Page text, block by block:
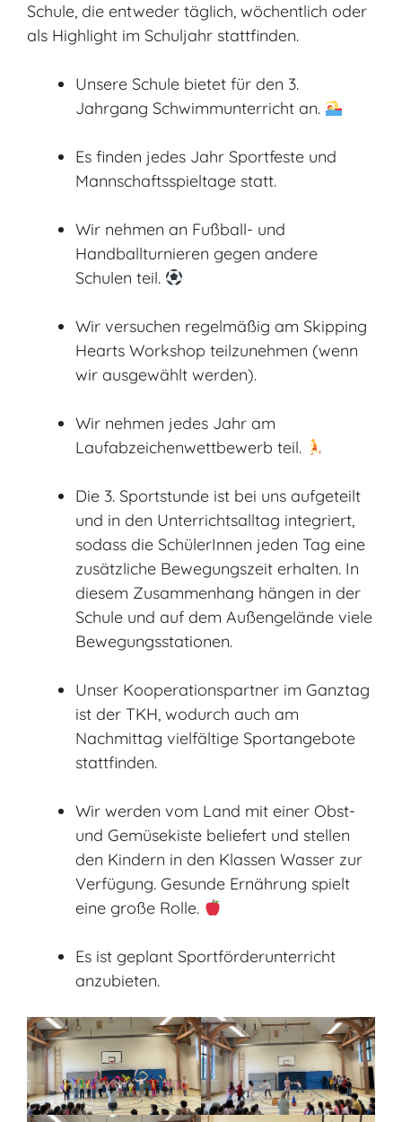
Schule, die entweder täglich, wöchentlich oder
als Highlight im Schuljahr stattfinden.
Unsere Schule bietet für den 3.
Jahrgang Schwimmunterricht an.
Es finden jedes Jahr Sportfeste und
Mannschaftsspieltage statt.
Wir nehmen an Fußball- und
Handballturnieren gegen andere
Schulen teil.
Wir versuchen regelmäßig am Skipping
Hearts Workshop teilzunehmen (wenn
wir ausgewählt werden).
Wir nehmen jedes Jahr am
Laufabzeichenwettbewerb teil.
Die 3. Sportstunde ist bei uns aufgeteilt
und in den Unterrichtsalltag integriert,
sodass die SchülerInnen jeden Tag eine
zusätzliche Bewegungszeit erhalten. In
diesem Zusammenhang hängen in der
Schule und auf dem Außengelände viele
Bewegungsstationen.
Unser Kooperationspartner im Ganztag
ist der TKH, wodurch auch am
Nachmittag vielfältige Sportangebote
stattfinden.
Wir werden vom Land mit einer Obst-
und Gemüsekiste beliefert und stellen
den Kindern in den Klassen Wasser zur
Verfügung. Gesunde Ernährung spielt
eine große Rolle.
Es ist geplant Sportförderunterricht
anzubieten.